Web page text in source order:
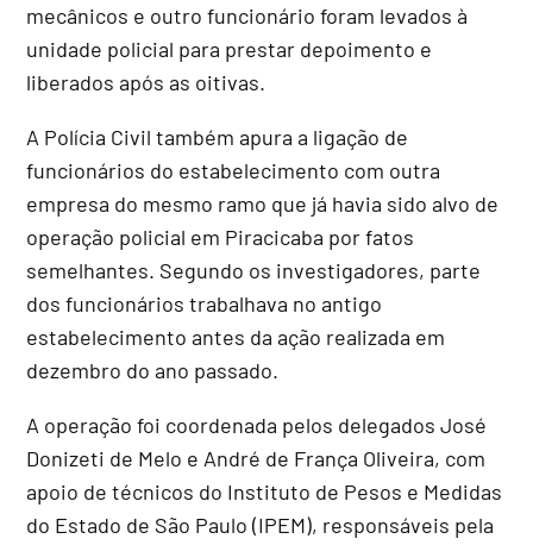
mecânicos e outro funcionário foram levados à
unidade policial para prestar depoimento e
liberados após as oitivas.
A Polícia Civil também apura a ligação de
funcionários do estabelecimento com outra
empresa do mesmo ramo que já havia sido alvo de
operação policial em Piracicaba por fatos
semelhantes. Segundo os investigadores, parte
dos funcionários trabalhava no antigo
estabelecimento antes da ação realizada em
dezembro do ano passado.
A operação foi coordenada pelos delegados José
Donizeti de Melo e André de França Oliveira, com
apoio de técnicos do Instituto de Pesos e Medidas
do Estado de São Paulo (IPEM), responsáveis pela